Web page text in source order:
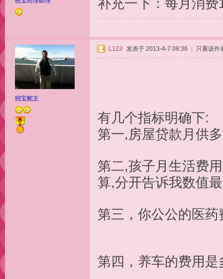
补充一下：每月消
招宝舵主
L123 发表于 2013-4-7 08:36 只看该作
有几个指标明确下:
第一,房屋贷款月供
第二,孩子月生活费
算,分开告诉我数值
第三，你公公的医
第四，养车的费用是